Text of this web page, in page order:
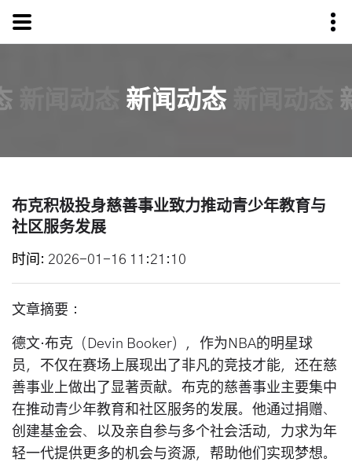
新闻动态
布克积极投身慈善事业致力推动青少年教育与
社区服务发展
时间 2026-01-16 11:21:10
文章摘要：
德文·布克（Devin Booker），作为NBA的明星球
员，不仅在赛场上展现出了非凡的竞技才能，还在慈
善事业上做出了显著贡献。布克的慈善事业主要集中
在推动青少年教育和社区服务的发展。他通过捐赠、
创建基金会、以及亲自参与多个社会活动，力求为年
轻一代提供更多的机会与资源，帮助他们实现梦想。